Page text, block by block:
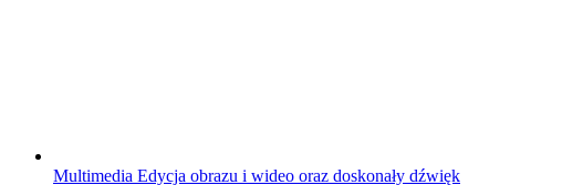
Multimedia Edycja obrazu i wideo oraz doskonały dźwięk